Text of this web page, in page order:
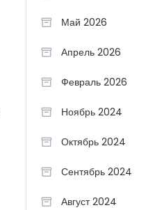
Май 2026
Апрель 2026
Февраль 2026
Ноябрь 2024
Октябрь 2024
Сентябрь 2024
Август 2024